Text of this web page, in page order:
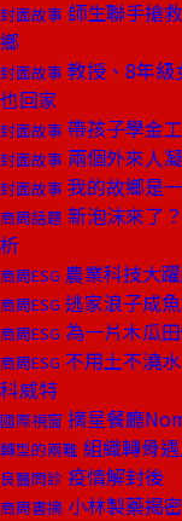
封面故事 師生聯手搶
鄉
封面故事 教授、8年
也回家
封面故事 帶孩子學金
封面故事 兩個外來人
封面故事 我的故鄉是
商周話題 新泡沫來了
析
商周ESG 農業科技大
商周ESG 逃家浪子成
商周ESG 為一片木瓜
商周ESG 不用土不澆
科威特
國際視窗 摘星餐廳
轉型的兩難 組織轉骨
良醫問診 疫情解封後
商周書摘 小林製藥揭